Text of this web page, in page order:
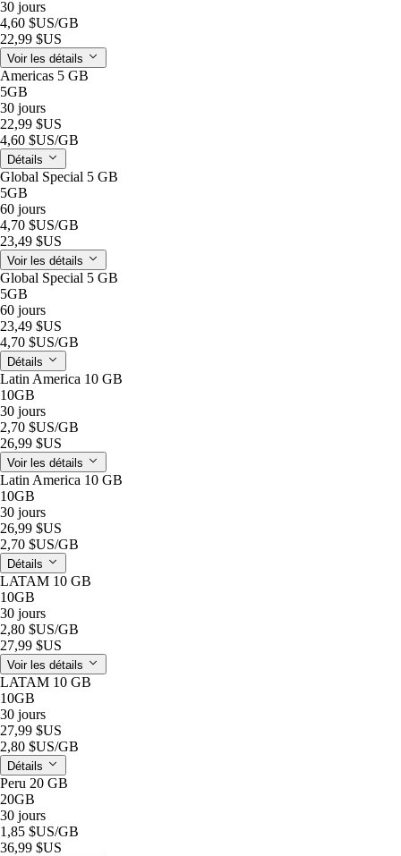
30 jours
4,60 $US/GB
22,99 $US
Voir les détails
Americas 5 GB
5GB
30 jours
22,99 $US
4,60 $US/GB
Détails
Global Special 5 GB
5GB
60 jours
4,70 $US/GB
23,49 $US
Voir les détails
Global Special 5 GB
5GB
60 jours
23,49 $US
4,70 $US/GB
Détails
Latin America 10 GB
10GB
30 jours
2,70 $US/GB
26,99 $US
Voir les détails
Latin America 10 GB
10GB
30 jours
26,99 $US
2,70 $US/GB
Détails
LATAM 10 GB
10GB
30 jours
2,80 $US/GB
27,99 $US
Voir les détails
LATAM 10 GB
10GB
30 jours
27,99 $US
2,80 $US/GB
Détails
Peru 20 GB
20GB
30 jours
1,85 $US/GB
36,99 $US